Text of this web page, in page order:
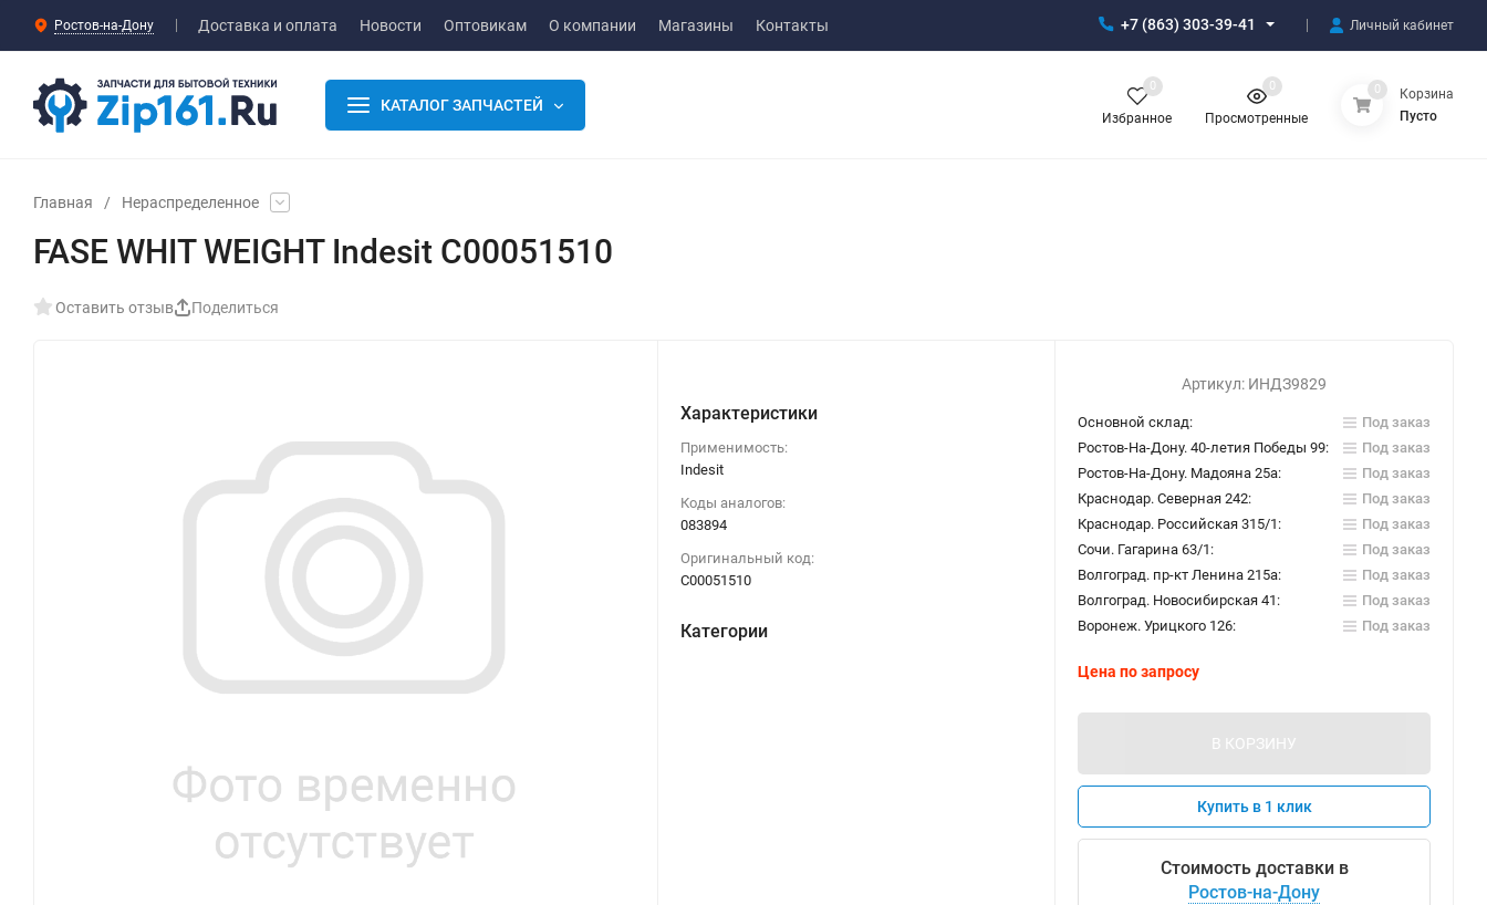
Ростов-на-Дону Доставка и оплата Новости Оптовикам О компании Магазины Контакты +7 (863) 303-39-41 Личный кабинет
КАТАЛОГ ЗАПЧАСТЕЙ
Избранное
0
Просмотренные
0 0
Корзина
Пусто
Главная / Нераспределенное
FASE WHIT WEIGHT Indesit C00051510
Оставить отзыв Поделиться
Характеристики
Применимость:
Indesit
Коды аналогов:
083894
Оригинальный код:
C00051510
Категории
Артикул: ИНДЗ9829
Основной склад:
Под заказ
Ростов-На-Дону. 40-летия Победы 99:
Под заказ
Ростов-На-Дону. Мадояна 25а:
Под заказ
Краснодар. Северная 242:
Под заказ
Краснодар. Российская 315/1:
Под заказ
Сочи. Гагарина 63/1:
Под заказ
Волгоград. пр-кт Ленина 215а:
Под заказ
Волгоград. Новосибирская 41:
Под заказ
Воронеж. Урицкого 126:
Под заказ
Цена по запросу
В КОРЗИНУ
Купить в 1 клик
Стоимость доставки в
Ростов-на-Дону